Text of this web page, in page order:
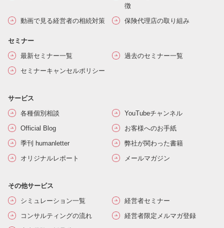
徴
動画で見る経営者の相続対策
保険代理店の取り組み
セミナー
最新セミナー一覧
過去のセミナー一覧
セミナーキャンセルポリシー
サービス
各種個別相談
YouTubeチャンネル
Official Blog
お客様へのお手紙
季刊 humanletter
弊社が関わった書籍
オリジナルレポート
メールマガジン
その他サービス
シミュレーション一覧
経営者セミナー
コンサルティングの流れ
経営者限定メルマガ登録